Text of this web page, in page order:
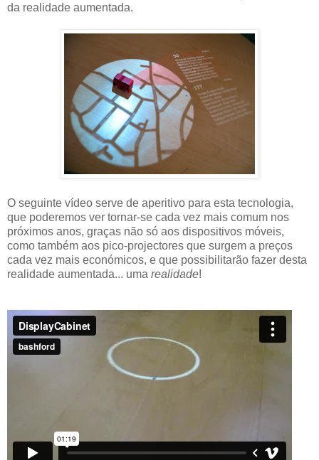
da realidade aumentada.
O seguinte vídeo serve de aperitivo para esta tecnologia,
que poderemos ver tornar-se cada vez mais comum nos
próximos anos, graças não só aos dispositivos móveis,
como também aos pico-projectores que surgem a preços
cada vez mais económicos, e que possibilitarão fazer desta
realidade aumentada... uma realidade!